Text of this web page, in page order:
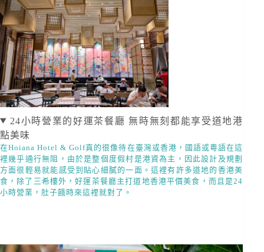
24小時營業的好運茶餐廳 無時無刻都能享受道地港
點美味
在Hoiana Hotel & Golf真的很像待在臺灣或香港，國語或粵語在這
裡幾乎通行無阻，由於是整個度假村是港資為主，因此設計及規劃
方面很輕易就能感受到貼心細膩的一面。這裡有許多道地的香港美
食，除了三希樓外，好運茶餐廳主打道地香港平價美食，而且是24
小時營業，肚子餓時來這裡就對了。